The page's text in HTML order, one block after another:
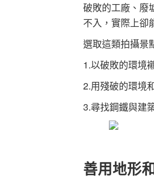
破敗的工廠、廢
不入，實際上卻
選取這類拍攝景
1.以破敗的環境
2.用殘破的環境
3.尋找鋼鐵與建
善用地形